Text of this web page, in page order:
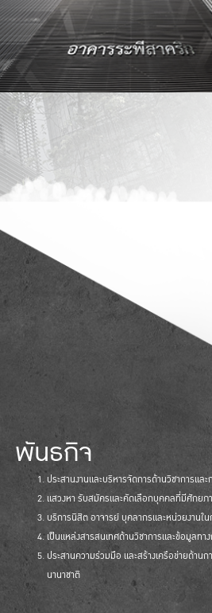
พันธกิจ
ประสานงานและบริหารจัดการด้านวิชาการแ
แสวงหา รับสมัครและคัดเลือกบุคคลที่มีศักยภ
บริการนิสิต อาจารย์ บุคลากรและหน่วยงานใ
เป็นแหล่งสารสนเทศด้านวิชาการและข้อมูลทา
ประสานความร่วมมือ และสร้างเครือข่ายด้าน
นานาชาติ